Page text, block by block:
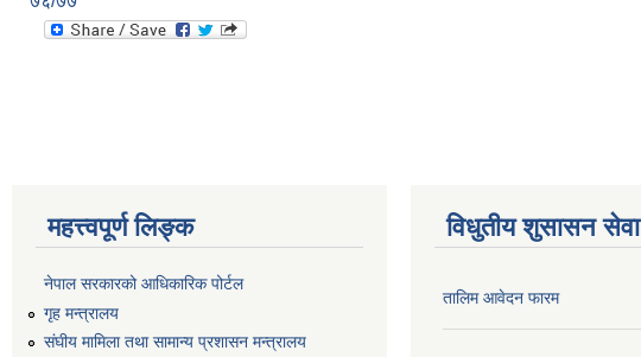
महत्त्वपूर्ण लिङ्क
नेपाल सरकारको आधिकारिक पोर्टल
गृह मन्त्रालय
संघीय मामिला तथा सामान्य प्रशासन मन्त्रालय
विधुतीय शुसासन सेवा
तालिम आवेदन फारम